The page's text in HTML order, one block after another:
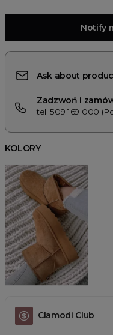
Notify
Ask about
Zadzwoń i
tel. 509 169 000
KOLORY
Clamodi Club